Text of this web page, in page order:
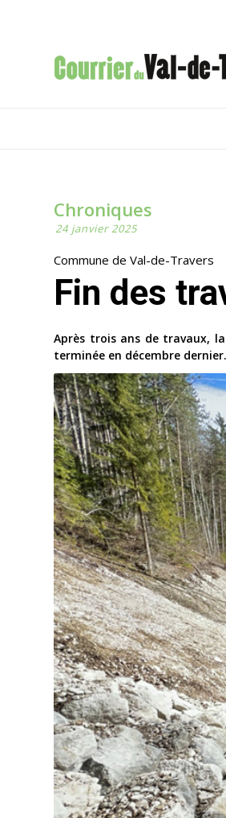
Chroniques
24 janvier 2025
Commune de Val-de-Travers
Fin des
Après trois ans de travaux,
terminée en décembre dernier.